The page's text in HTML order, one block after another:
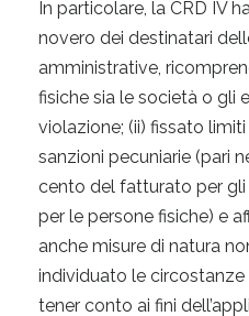
In particolare, la CRD IV
novero dei destinatari
amministrative,
fisiche sia le società o gli
violazione; (ii) fissato
sanzioni pecuniarie (pari
cento del fatturato per gli
per le persone fisiche) e
anche misure di natura
individuato le circostanze
tener conto ai fini